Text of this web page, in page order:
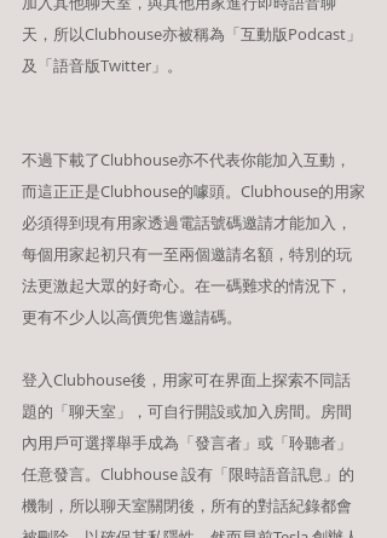
天，所以Clubhouse亦被稱為「互動版Podcast」
及「語音版Twitter」。
不過下載了Clubhouse亦不代表你能加入互動，
而這正正是Clubhouse的噱頭。Clubhouse的用家
必須得到現有用家透過電話號碼邀請才能加入，
每個用家起初只有一至兩個邀請名額，特別的玩
法更激起大眾的好奇心。在一碼難求的情況下，
更有不少人以高價兜售邀請碼。
登入Clubhouse後，用家可在界面上探索不同話
題的「聊天室」，可自行開設或加入房間。房間
內用戶可選擇舉手成為「發言者」或「聆聽者」
任意發言。Clubhouse 設有「限時語音訊息」的
機制，所以聊天室關閉後，所有的對話紀錄都會